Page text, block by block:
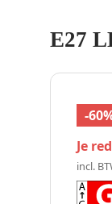
E27
-
Je
incl.